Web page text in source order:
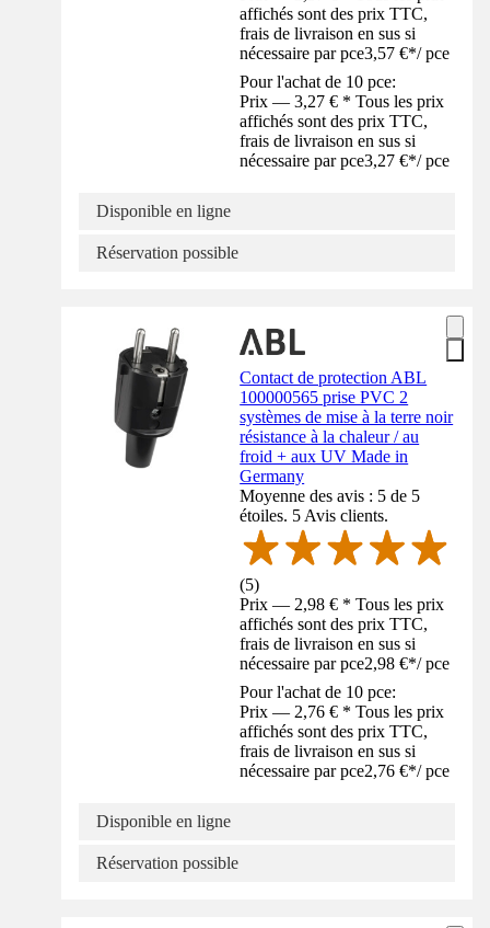
affichés sont des prix TTC,
frais de livraison en sus si
nécessaire par pce3,57 €*/ pce
Pour l'achat de 10 pce:
Prix — 3,27 € * Tous les prix
affichés sont des prix TTC,
frais de livraison en sus si
nécessaire par pce3,27 €*/ pce
Disponible en ligne
Réservation possible
Contact de protection ABL
100000565 prise PVC 2
systèmes de mise à la terre noir
résistance à la chaleur / au
froid + aux UV Made in
Germany
Moyenne des avis : 5 de 5
étoiles. 5 Avis clients.
(5)
Prix — 2,98 € * Tous les prix
affichés sont des prix TTC,
frais de livraison en sus si
nécessaire par pce2,98 €*/ pce
Pour l'achat de 10 pce:
Prix — 2,76 € * Tous les prix
affichés sont des prix TTC,
frais de livraison en sus si
nécessaire par pce2,76 €*/ pce
Disponible en ligne
Réservation possible